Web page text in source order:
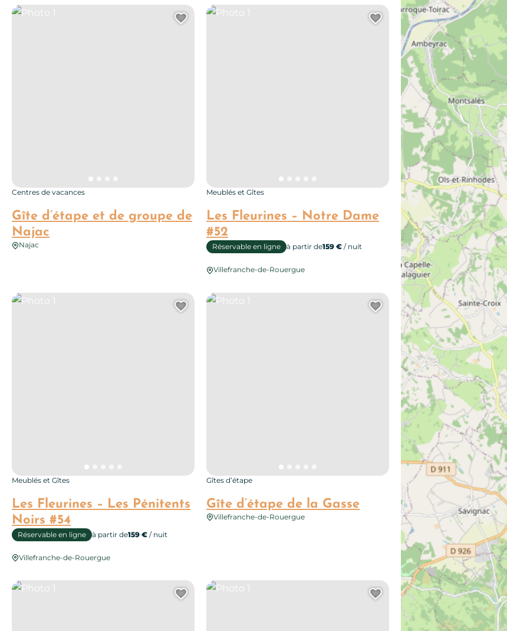
Gîte d’étape et de groupe de
Najac
Centres de vacances
Najac
Photo 1
Ajouter cette page au carnet de voyage ?
Les Fleurines – Notre Dame
#52
Meublés et Gîtes
Réservable en ligne à partir de159 € / nuit
Villefranche-de-Rouergue
Photo 1
Ajouter cette page
Les Fleurines – Les Pénitents
Noirs #54
Meublés et Gîtes
Réservable en ligne à partir de159 € / nuit
Villefranche-de-Rouergue
Photo 1
Ajouter cette page au carnet de voyage ?
Gîte d’étape de la Gasse
Gîtes d’étape
Villefranche-de-Rouergue
Photo 1
Ajouter cette page
Photo 1
Ajouter cette page au carnet de voyage ?
Photo 1
Ajouter cette page